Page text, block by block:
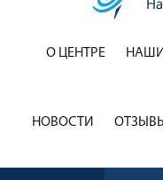
О ЦЕНТРЕ
НОВОСТИ ОТЗЫВЫ